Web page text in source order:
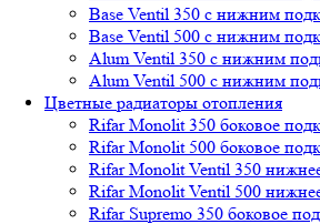
Base Ventil 350 с нижним
Base Ventil 500 с нижним
Alum Ventil 350 с нижним
Alum Ventil 500 с нижним
Цветные радиаторы отопления
Rifar Monolit 350 боковое
Rifar Monolit 500 боковое
Rifar Monolit Ventil 350
Rifar Monolit Ventil 500
Rifar Supremo 350 боковое